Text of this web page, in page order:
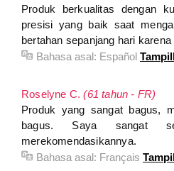
Produk berkualitas dengan
presisi yang baik saat
bertahan sepanjang hari
Bahasa asal: Español
Roselyne C.(61 tahun - FR)
Produk yang sangat bagus,
bagus. Saya sangat
merekomendasikannya.
Bahasa asal: Français